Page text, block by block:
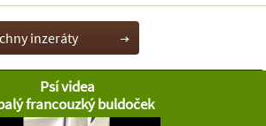
inzeráty
Psí videa
francouzký buldoček